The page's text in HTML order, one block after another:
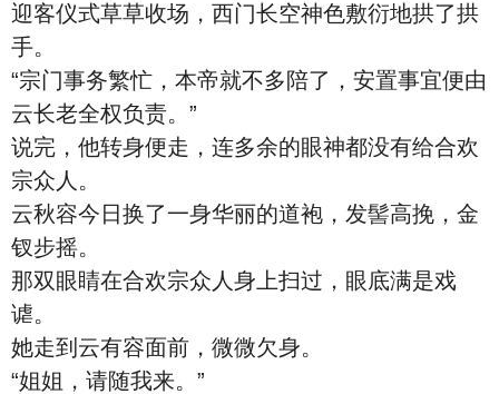
迎客仪式草草收场，西门长空神色敷衍地拱了拱
手。
“宗门事务繁忙，本帝就不多陪了，安置事宜便由
云长老全权负责。”
说完，他转身便走，连多余的眼神都没有给合欢
宗众人。
云秋容今日换了一身华丽的道袍，发髻高挽，金
钗步摇。
那双眼睛在合欢宗众人身上扫过，眼底满是戏
谑。
她走到云有容面前，微微欠身。
“姐姐，请随我来。”